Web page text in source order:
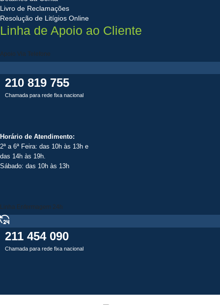
Livro de Reclamações
Resolução de Litígios Online
Linha de Apoio ao Cliente
Apoio Via Telefone
210 819 755
Chamada para rede fixa nacional
Horário de Atendimento:
2ª a 6ª Feira: das 10h às 13h e
das 14h às 19h.
Sábado: das 10h às 13h
Linha Enfermagem 24h
211 454 090
Chamada para rede fixa nacional